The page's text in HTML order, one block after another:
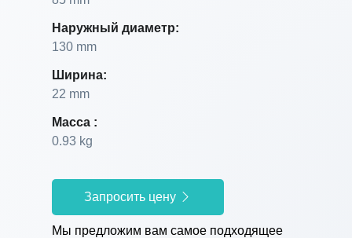
Наружный диаметр:
130 mm
Ширина:
22 mm
Масса :
0.93 kg
Запросить цену
Мы предложим вам самое подходящее